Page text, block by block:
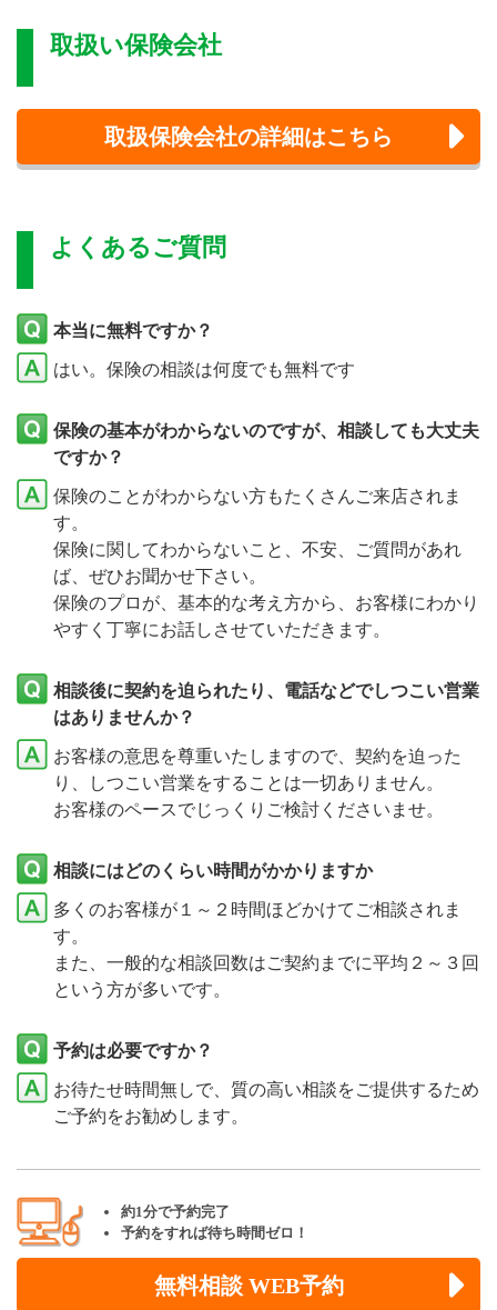
取扱い保険会社
取扱保険会社の詳細はこちら
よくあるご質問
本当に無料ですか？
はい。保険の相談は何度でも無料です
保険の基本がわからないのですが、相談しても大丈夫
ですか？
保険のことがわからない方もたくさんご来店されま
す。
保険に関してわからないこと、不安、ご質問があれ
ば、ぜひお聞かせ下さい。
保険のプロが、基本的な考え方から、お客様にわかり
やすく丁寧にお話しさせていただきます。
相談後に契約を迫られたり、電話などでしつこい営業
はありませんか？
お客様の意思を尊重いたしますので、契約を迫った
り、しつこい営業をすることは一切ありません。
お客様のペースでじっくりご検討くださいませ。
相談にはどのくらい時間がかかりますか
多くのお客様が１～２時間ほどかけてご相談されま
す。
また、一般的な相談回数はご契約までに平均２～３回
という方が多いです。
予約は必要ですか？
お待たせ時間無しで、質の高い相談をご提供するため
ご予約をお勧めします。
約1分で予約完了
予約をすれば待ち時間ゼロ！
無料相談 WEB予約